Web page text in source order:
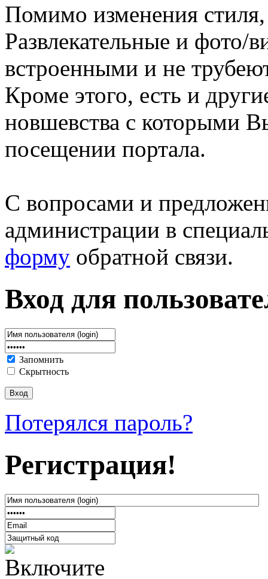
Помимо изменения
Развлекательные и фото/
встроенными и не
Кроме этого, есть и
новшевства с которыми
посещении портала.
С вопросами и
администрации в
форму обратной связи.
Вход для
Запомнить
Скрытность
Потерялся пароль?
Регистрация!